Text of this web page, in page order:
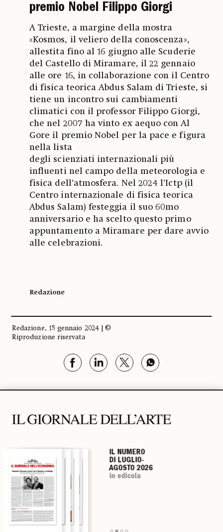
premio Nobel Filippo Giorgi
A Trieste, a margine della mostra
«Kosmos, il veliero della conoscenza»,
allestita fino al 16 giugno alle Scuderie
del Castello di Miramare, il 22 gennaio
alle ore 16, in collaborazione con il Centro
di fisica teorica Abdus Salam di Trieste, si
tiene un incontro sui cambiamenti
climatici con il professor Filippo Giorgi,
che nel 2007 ha vinto ex aequo con Al
Gore il premio Nobel per la pace e figura
nella lista
degli scienziati internazionali più
influenti nel campo della meteorologia e
fisica dell’atmosfera. Nel 2024 l’Ictp (il
Centro internazionale di fisica teorica
Abdus Salam) festeggia il suo 60mo
anniversario e ha scelto questo primo
appuntamento a Miramare per dare avvio
alle celebrazioni.
Redazione
Redazione, 15 gennaio 2024 | ©
Riproduzione riservata
IL NUMERO
DI LUGLIO-
AGOSTO 2026
in edicola
IL NUMERO
DI LUGLIO-
AGOSTO 2026
in edicola
IL NUMERO
DI LUGLIO-
AGOSTO 2026
in edicola
IL NUMERO
DI LUGLIO-
AGOSTO 2026
in edicola